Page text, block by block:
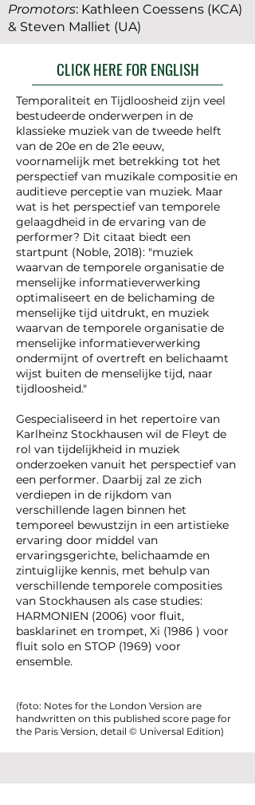
Promotors: Kathleen Coessens (KCA)
& Steven Malliet (UA)
CLICK HERE FOR ENGLISH
Temporaliteit en Tijdloosheid zijn veel
bestudeerde onderwerpen in de
klassieke muziek van de tweede helft
van de 20e en de 21e eeuw,
voornamelijk met betrekking tot het
perspectief van muzikale compositie en
auditieve perceptie van muziek. Maar
wat is het perspectief van temporele
gelaagdheid in de ervaring van de
performer? Dit citaat biedt een
startpunt (Noble, 2018): "muziek
waarvan de temporele organisatie de
menselijke informatieverwerking
optimaliseert en de belichaming de
menselijke tijd uitdrukt, en muziek
waarvan de temporele organisatie de
menselijke informatieverwerking
ondermijnt of overtreft en belichaamt
wijst buiten de menselijke tijd, naar
tijdloosheid."
Gespecialiseerd in het repertoire van
Karlheinz Stockhausen wil de Fleyt de
rol van tijdelijkheid in muziek
onderzoeken vanuit het perspectief van
een performer. Daarbij zal ze zich
verdiepen in de rijkdom van
verschillende lagen binnen het
temporeel bewustzijn in een artistieke
ervaring door middel van
ervaringsgerichte, belichaamde en
zintuiglijke kennis, met behulp van
verschillende temporele composities
van Stockhausen als case studies:
HARMONIEN (2006) voor fluit,
basklarinet en trompet, Xi (1986 ) voor
fluit solo en STOP (1969) voor
ensemble.
(foto: Notes for the London Version are
handwritten on this published score page for
the Paris Version, detail © Universal Edition)